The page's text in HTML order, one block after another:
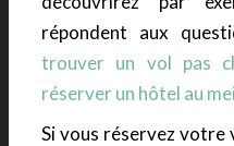
répondent aux
trouver un vol pas
réserver un hôtel au
Si vous réservez